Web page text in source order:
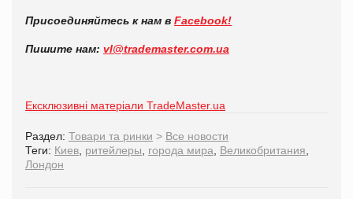
Присоединяйтесь к нам в Facebook!
Пишите нам: vl@trademaster.com.ua
Ексклюзивні матеріали TradeMaster.ua
Раздел: Товари та ринки > Все новости
Теги: Киев, ритейлеры, города мира, Великобритания,
Лондон